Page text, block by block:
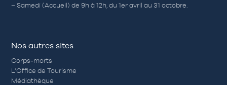
– Samedi (Accueil) de 9h à 12h, du 1er avril au 31 octobre.
Nos autres sites
Corps-morts
L’Office de Tourisme
Médiathèque